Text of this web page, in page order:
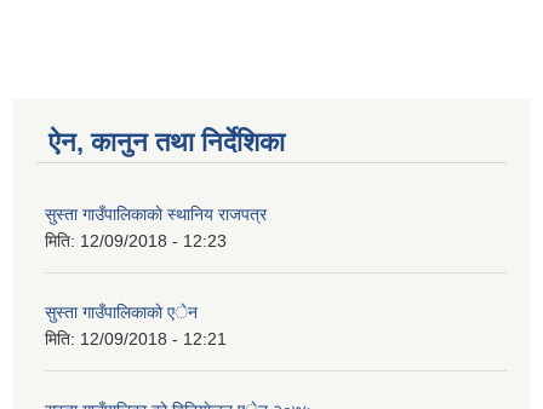
ऐन, कानुन तथा निर्देशिका
सुस्ता गाउँपालिकाकाे स्थानिय राजपत्र
मिति: 12/09/2018 - 12:23
सुस्ता गाउँपालिकाकाे एेन
मिति: 12/09/2018 - 12:21